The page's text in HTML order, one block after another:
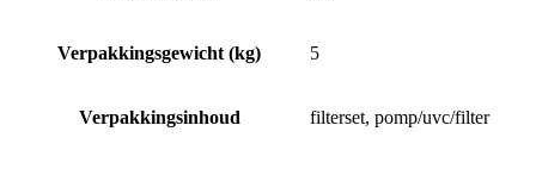
Verpakkingsgewicht (kg) 5
Verpakkingsinhoud filterset, pomp/uvc/filter